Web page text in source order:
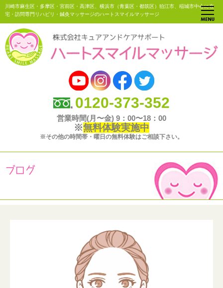
川崎市麻生区・多摩区・宮前区・高津区、横浜市（青葉区・都筑区）狛江市、稲城市中心に在
宅・訪問専門リハビリ・鍼灸マッサージのハートスマイルマッサージ
0120-373-352
営業時間(月〜金) 9：00〜18：00
※無料体験実施中
※その他の時間帯・曜日の無料体験はご相談下さい。
ブログ